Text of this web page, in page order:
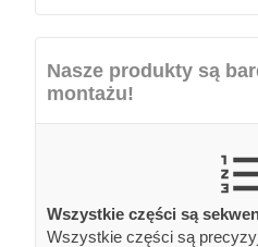
Nasze produkty są
montażu!
Wszystkie części są
Wszystkie części są